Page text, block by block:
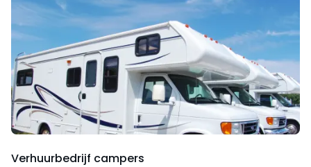
Verhuurbedrijf campers